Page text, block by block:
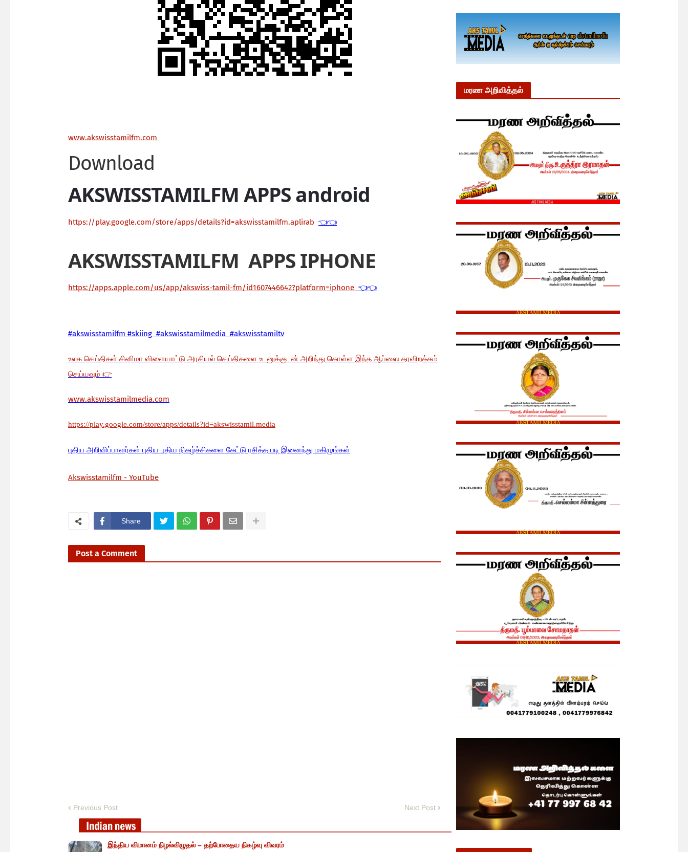
www.akswisstamilfm.com
Download
AKSWISSTAMILFM APPS android
https://play.google.com/store/apps/details?id=akswisstamilfm.aplirab 👈👈
AKSWISSTAMILFM APPS IPHONE
https://apps.apple.com/us/app/akswiss-tamil-fm/id1607446642?platform=iphone 👈👈
#akswisstamilfm #skiing #akswisstamilmedia #akswisstamiltv
உலக செய்திகள் சினிமா விளையாட்டு அரசியல் செய்திகளை உடனுக்குடன் அறிந்து கொள்ள இந்த ஆப்ஸை தரவிறக்கம்
செய்யவும் 👉
www.akswisstamilmedia.com
https://play.google.com/store/apps/details?id=akswisstamil.media
புதிய அறிவிப்பாளர்கள் புதிய புதிய நிகழ்ச்சிகளை கேட்டு ரசித்த படி இனைந்து மகிழுங்கள்
Akswisstamilfm - YouTube
Share
Post a Comment
Previous Post Next Post
இந்திய விமானம் நிழல்விழுதல் – தற்போதைய நிகழ்வு விவரம்
மரண அறிவித்தல்